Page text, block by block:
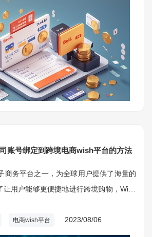
账号绑定到跨境电商wish平台的方法
商务平台之一，为全球用户提供了海量的
用户能够更便捷地进行跨境购物，Wish
电商wish平台 2023/08/06